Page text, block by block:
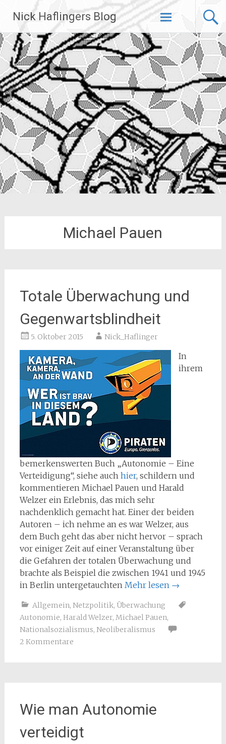
Inhalt
springen
Nick Haflingers Blog
Michael Pauen
Totale Überwachung und
Gegenwartsblindheit
5. Oktober 2015 Nick_Haflinger
In
ihrem
bemerkenswerten Buch „Autonomie – Eine
Verteidigung“, siehe auch hier, schildern und
kommentieren Michael Pauen und Harald
Welzer ein Erlebnis, das mich sehr
nachdenklich gemacht hat. Einer der beiden
Autoren – ich nehme an es war Welzer, aus
dem Buch geht das aber nicht hervor – sprach
vor einiger Zeit auf einer Veranstaltung über
die Gefahren der totalen Überwachung und
brachte als Beispiel die zwischen 1941 und 1945
in Berlin untergetauchten Mehr lesen →
Allgemein, Netzpolitik, Überwachung
Autonomie, Harald Welzer, Michael Pauen,
Nationalsozialismus, Neoliberalismus
2 Kommentare
Wie man Autonomie
verteidigt